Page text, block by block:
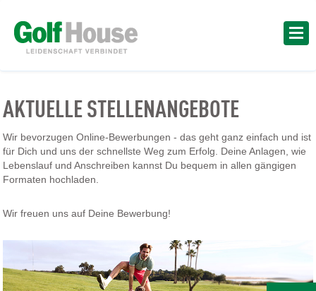
AKTUELLE STELLENANGEBOTE
Wir bevorzugen Online-Bewerbungen - das geht ganz einfach und ist
für Dich und uns der schnellste Weg zum Erfolg. Deine Anlagen, wie
Lebenslauf und Anschreiben kannst Du bequem in allen gängigen
Formaten hochladen.
Wir freuen uns auf Deine Bewerbung!